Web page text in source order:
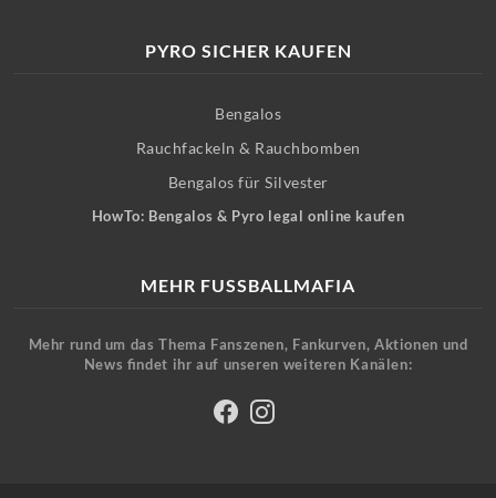
PYRO SICHER KAUFEN
Bengalos
Rauchfackeln & Rauchbomben
Bengalos für Silvester
HowTo: Bengalos & Pyro legal online kaufen
MEHR FUSSBALLMAFIA
Mehr rund um das Thema Fanszenen, Fankurven, Aktionen und
News findet ihr auf unseren weiteren Kanälen: